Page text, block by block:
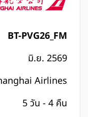
BT-PVG26_FM
มิ.ย. 2569
Airlines
5 วัน - 4 คืน